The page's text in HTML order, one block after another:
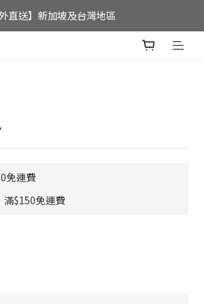
，即可享港澳地區免運費;
外直送】新加坡及台灣地區
免運費
滿$150免運費